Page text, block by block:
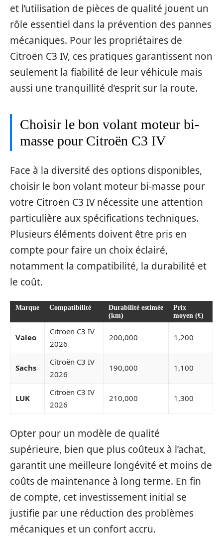
et l’utilisation de pièces de qualité jouent un
rôle essentiel dans la prévention des pannes
mécaniques. Pour les propriétaires de
Citroën C3 IV, ces pratiques garantissent non
seulement la fiabilité de leur véhicule mais
aussi une tranquillité d’esprit sur la route.
Choisir le bon volant moteur bi-
masse pour Citroën C3 IV
Face à la diversité des options disponibles,
choisir le bon volant moteur bi-masse pour
votre Citroën C3 IV nécessite une attention
particulière aux spécifications techniques.
Plusieurs éléments doivent être pris en
compte pour faire un choix éclairé,
notamment la compatibilité, la durabilité et
le coût.
Marque Compatibilité
Durabilité estimée
(km)
Prix
moyen (€)
Valeo
Citroën C3 IV
2026
200,000 1,200
Sachs
Citroën C3 IV
2026
190,000 1,100
LUK
Citroën C3 IV
2026
210,000 1,300
Opter pour un modèle de qualité
supérieure, bien que plus coûteux à l’achat,
garantit une meilleure longévité et moins de
coûts de maintenance à long terme. En fin
de compte, cet investissement initial se
justifie par une réduction des problèmes
mécaniques et un confort accru.